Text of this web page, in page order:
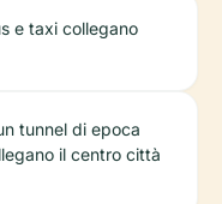
e taxi collegano
tunnel di epoca
il centro città